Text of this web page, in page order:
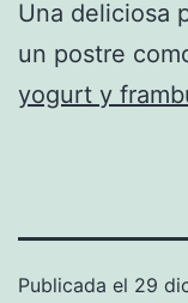
Una deliciosa
un postre
yogurt y
Publicada el 29